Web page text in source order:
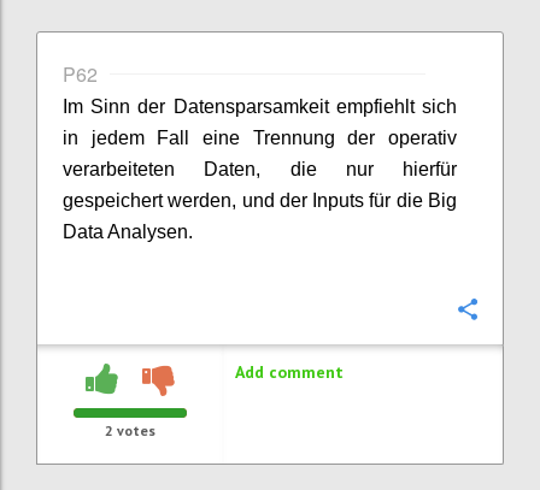
P62
Im Sinn der Datensparsamkeit empfiehlt sich
in jedem Fall eine Trennung der operativ
verarbeiteten Daten, die nur hierfür
gespeichert werden, und der Inputs für die Big
Data Analysen.
2 votes
Add comment